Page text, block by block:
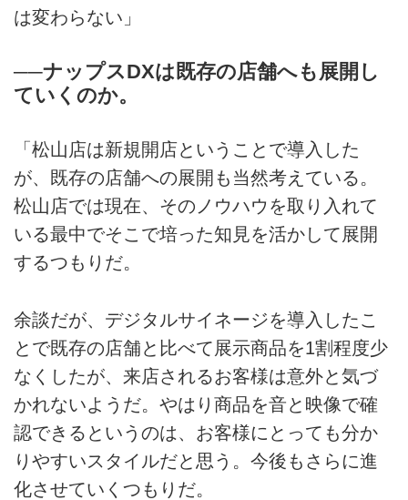
は変わらない」
──ナップスDXは既存の店舗へも展開し
ていくのか。
「松山店は新規開店ということで導入した
が、既存の店舗への展開も当然考えている。
松山店では現在、そのノウハウを取り入れて
いる最中でそこで培った知見を活かして展開
するつもりだ。
余談だが、デジタルサイネージを導入したこ
とで既存の店舗と比べて展示商品を1割程度少
なくしたが、来店されるお客様は意外と気づ
かれないようだ。やはり商品を音と映像で確
認できるというのは、お客様にとっても分か
りやすいスタイルだと思う。今後もさらに進
化させていくつもりだ。